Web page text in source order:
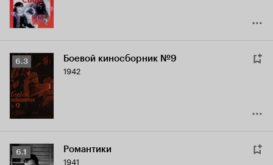
Рейтинг
Кинопоиска
6.3
6.3 Боевой киносборник №9
1942
Рейтинг
6.1 Романтики
1941